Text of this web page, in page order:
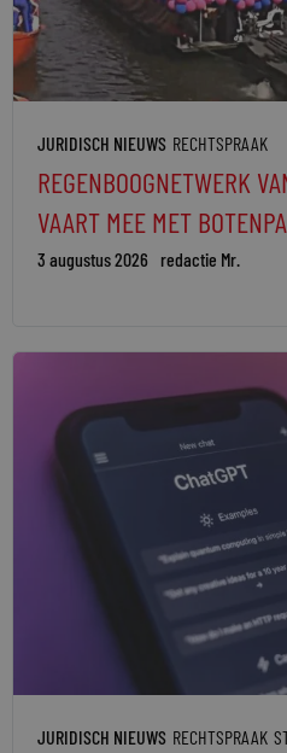
JURIDISCH NIEUWS RECHTSPRAAK
REGENBOOGNETWERK
VAART MEE MET
3 augustus 2026 redactie Mr.
JURIDISCH NIEUWS RECHTSPRAAK